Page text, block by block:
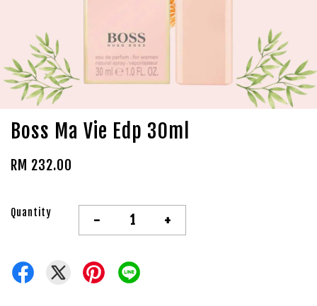
Boss Ma Vie Edp 30ml
RM 232.00
Quantity - +